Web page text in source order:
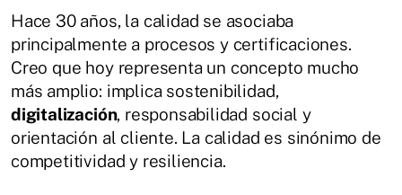
Hace 30 años, la calidad se asociaba
principalmente a procesos y certificaciones.
Creo que hoy representa un concepto mucho
más amplio: implica sostenibilidad,
digitalización, responsabilidad social y
orientación al cliente. La calidad es sinónimo de
competitividad y resiliencia.